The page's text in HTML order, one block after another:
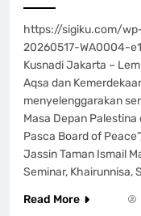
https://sigiku.com/
20260517-WA0004-
Kusnadi Jakarta –
Aqsa dan
menyelenggarakan
Masa Depan
Pasca Board of
Jassin Taman Ismail
Seminar, Khairunnisa,
Read More